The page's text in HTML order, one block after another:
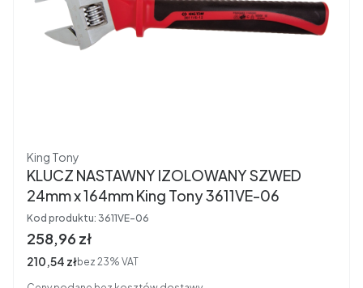
Producent
King Tony
KLUCZ NASTAWNY IZOLOWANY SZWED
24mm x 164mm King Tony 3611VE-06
Kod produktu: 3611VE-06
Cena brutto
258,96 zł
Cena netto
210,54 złbez 23% VAT